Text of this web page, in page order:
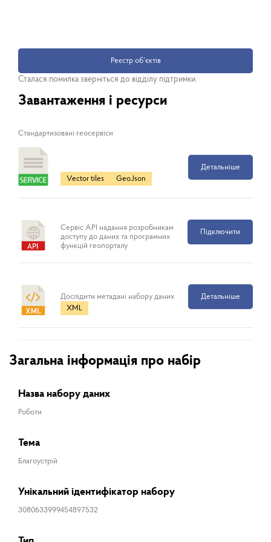
Завантаження і ресурси
Cтандартизовані геосервіси
Vector tiles GeoJson
Детальніше
Сервіс API надання розробникам
доступу до даних та програмних
функцій геопорталу
Підключити
Дослідити метадані набору даних
XML
Детальніше
Загальна інформація про набір
Назва набору даних
Роботи
Тема
Благоустрій
Унікальний ідентифікатор набору
3080633999454897532
Реєстр об’єктів
Сталася помилка зверніться до відділу підтримки.